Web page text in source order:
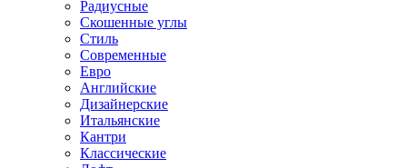
Радиусные
Скошенные углы
Стиль
Современные
Евро
Английские
Дизайнерские
Итальянские
Кантри
Классические